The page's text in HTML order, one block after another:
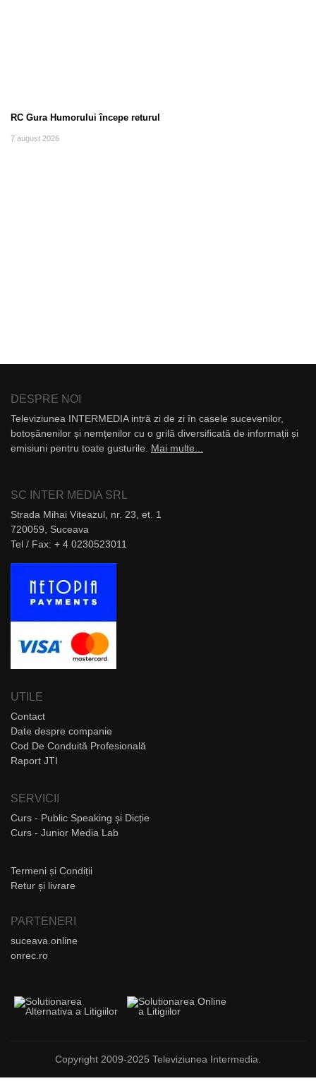
RC Gura Humorului începe returul
7 august 2026
DESPRE NOI
Televiziunea INTERMEDIA intră zi de zi în casele sucevenilor,
botoșănenilor și nemțenilor cu o grilă diversificată de informații și
emisiuni pentru toate gusturile. Mai multe...
SC INTER MEDIA SRL
Strada Mihai Viteazul, nr. 23, et. 1
720059, Suceava
Tel / Fax: + 4 0230523011
UTILE
Contact
Date despre companie
Cod De Conduită Profesională
Raport JTI
SERVICII
Curs - Public Speaking și Dicție
Curs - Junior Media Lab
Termeni și Condiții
Retur și livrare
PARTENERI
suceava.online
onrec.ro
Copyright 2009-2025 Televiziunea Intermedia.